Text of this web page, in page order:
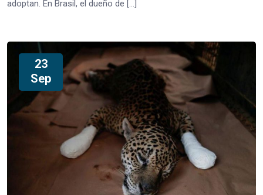
adoptan. En Brasil, el dueño de […]
23
Sep